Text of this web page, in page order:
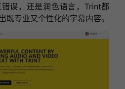
误，还是润色语言，Trint都
既专业又个性化的字幕内容。